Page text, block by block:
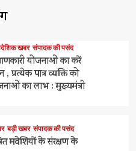
खबर संपादक की पसंद
योजनाओं का करें
, प्रत्येक पात्र व्यक्ति को
का लाभ : मुख्यमंत्री
बड़ी खबर संपादक की पसंद
मवेशियों के संरक्षण के